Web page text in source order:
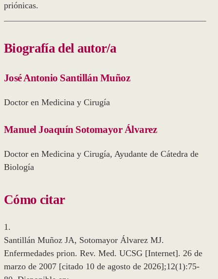
priónicas.
Biografía del autor/a
José Antonio Santillán Muñoz
Doctor en Medicina y Cirugía
Manuel Joaquín Sotomayor Álvarez
Doctor en Medicina y Cirugía, Ayudante de Cátedra de
Biología
Cómo citar
1.
Santillán Muñoz JA, Sotomayor Álvarez MJ.
Enfermedades prion. Rev. Med. UCSG [Internet]. 26 de
marzo de 2007 [citado 10 de agosto de 2026];12(1):75-